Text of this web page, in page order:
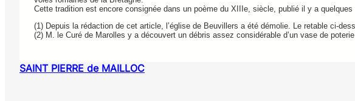
Cette tradition est encore consignée dans un poème du XIIIe, siècle, publié il y a quelques
(1) Depuis la rédaction de cet article, l’église de Beuvillers a été démolie. Le retable ci-
(2) M. le Curé de Marolles y a découvert un débris assez considérable d’un vase de
SAINT PIERRE de MAILLOC